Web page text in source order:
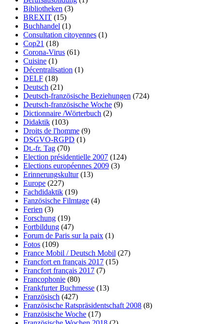
Bibliotheken (3)
BREXIT (15)
Buchhandel (1)
Consultation citoyennes (1)
Cop21 (18)
Corona-Virus (61)
Cuisine (1)
Décentralisation (1)
DELF (18)
Deutsch (21)
Deutsch-französische Beziehungen (724)
Deutsch-französische Woche (9)
Dictionnaire /Wörterbuch (2)
Didaktik (103)
Droits de l'homme (9)
DSGVO-RGPD (1)
Dt.-fr. Tag (70)
Election présidentielle 2007 (124)
Elections européennes 2009 (3)
Erinnerungskultur(13)
Europe (227)
Fachdidaktik (19)
Fanzösische Filmtage (4)
Ferien (3)
Forschung (19)
Fortbildung (47)
Forum de Paris sur la paix (1)
Fotos (109)
France Mobil / Deutsch Mobil (27)
Francfort en français 2017 (15)
Francfort français 2017 (7)
Francophonie (80)
Frankfurter Buchmesse (13)
Französisch (427)
Französische Ratspräsidentschaft 2008 (8)
Französische Woche (17)